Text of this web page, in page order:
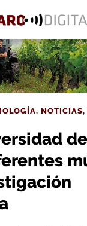
, NOTICIAS,